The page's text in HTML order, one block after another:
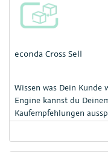
econda Cross Sell
Wissen was Dein
Engine kannst du
Kaufempfehlungen